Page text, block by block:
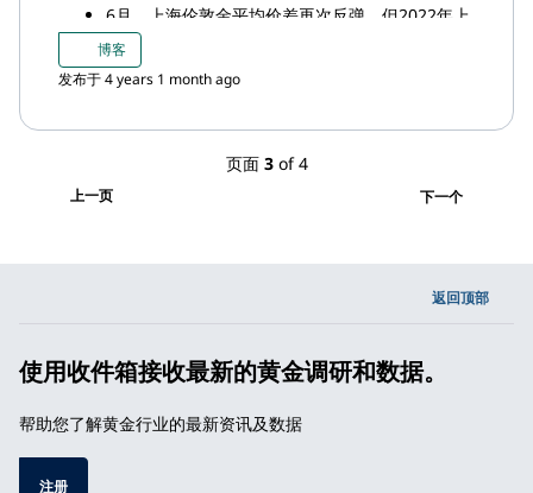
6月，上海伦敦金平均价差再次反弹，但2022年上
半年的整体价差明显低于往年；
6月，中国黄金ETF流入0.3吨（约合3,700万美
吨（约合10亿美元，52亿元人民币）；
随着国内经济活动的持续恢复，6月上海黄金交易
所(SGE)的黄金出库量也延续了上升趋势；但由于
博客
发布于 4 years 1 month ago
上一页
页面 3of 4
下一个
返回顶部
使用收件箱接收最新的黄金调研和数据。
帮助您了解黄金行业的最新资讯及数据
注册